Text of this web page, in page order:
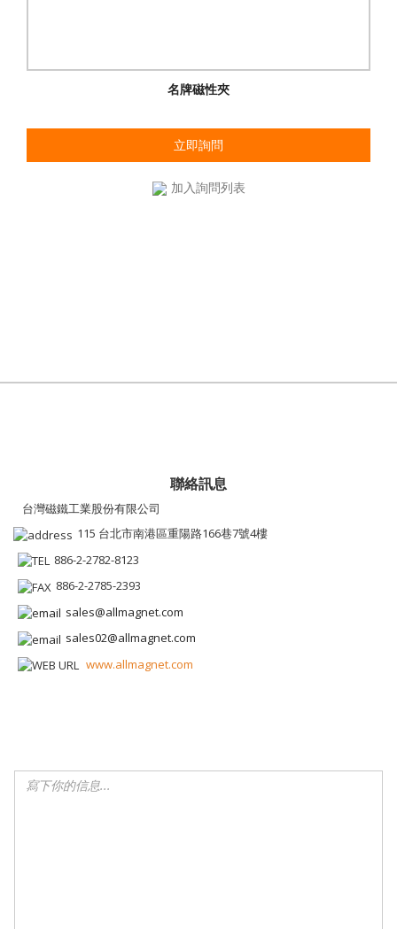
名牌磁性夾
立即詢問
加入詢問列表
聯絡訊息
台灣磁鐵工業股份有限公司
115 台北市南港區重陽路166巷7號4樓
886-2-2782-8123
886-2-2785-2393
sales@allmagnet.com
sales02@allmagnet.com
www.allmagnet.com